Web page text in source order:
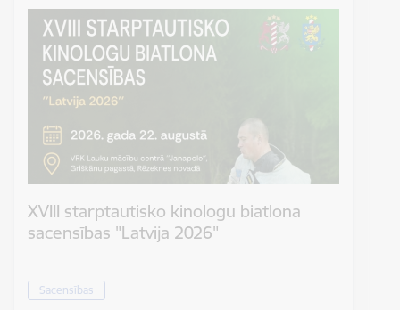
XVIII starptautisko kinologu biatlona
sacensības "Latvija 2026"
Sacensības